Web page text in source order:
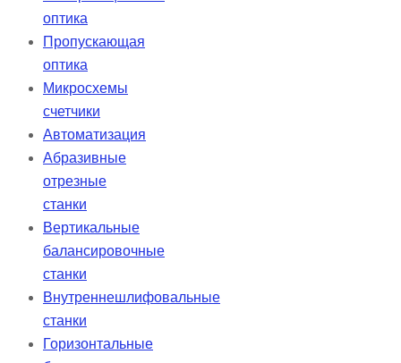
оптика
Пропускающая
оптика
Микросхемы
счетчики
Автоматизация
Абразивные
отрезные
станки
Вертикальные
балансировочные
станки
Внутреннешлифовальные
станки
Горизонтальные